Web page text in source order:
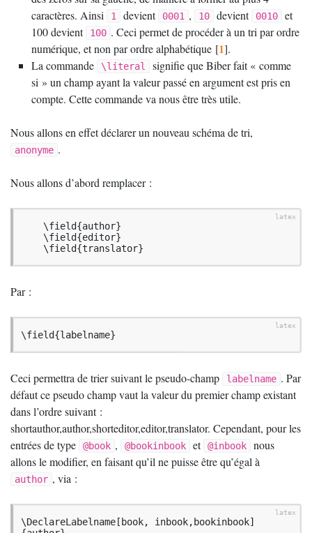
caractères. Ainsi
1 devient 0001 , 10 devient 0010
et
100 devient
100 . Ceci permet de procéder à un tri par ordre
numérique, et non par ordre alphabétique [1].
La commande
\literal signifie que Biber fait « comme
si » un champ ayant la valeur passé en argument est pris en
compte. Cette commande va nous être très utile.
Nous allons en effet déclarer un nouveau schéma de tri,
anonyme .
Nous allons d’abord remplacer :
\field{translator}
Par :
\field{labelname}
Ceci permettra de trier suivant le pseudo-champ labelname . Par
défaut ce pseudo champ vaut la valeur du premier champ existant
dans l’ordre suivant :
shortauthor,author,shorteditor,editor,translator. Cependant, pour les
entrées de type
@book , @bookinbook et @inbook
nous
allons le modifier, en faisant qu’il ne puisse être qu’égal à
author , via :
\DeclareLabelname[book, inbook,bookinbook]